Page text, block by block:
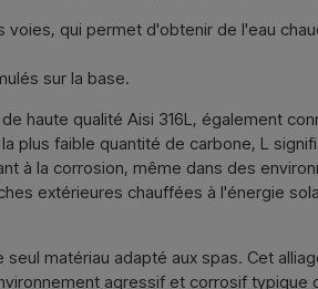
voies, qui permet d'obtenir de l'eau
sur la base.
haute qualité Aisi 316L, également
la plus faible quantité de carbone, L
à la corrosion, même dans des
extérieures chauffées à l'énergie
seul matériau adapté aux spas. Cet
agressif et corrosif